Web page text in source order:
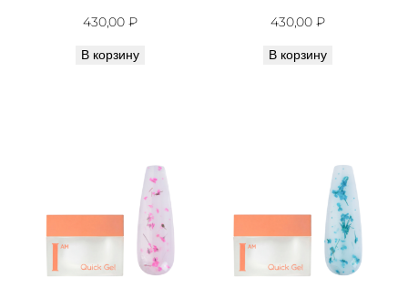
430,00₽
В корзину
430,00₽
В корзину